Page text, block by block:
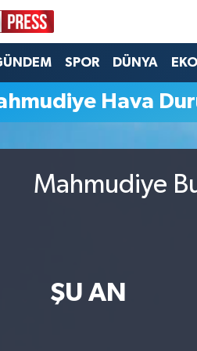
SPOR DÜNYA
Hava
Mahmudiye
ŞU AN